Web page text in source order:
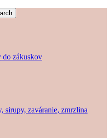
do zákuskov
sirupy, zaváranie, zmrzlina